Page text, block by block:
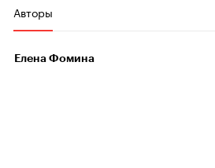
Авторы
Елена Фомина